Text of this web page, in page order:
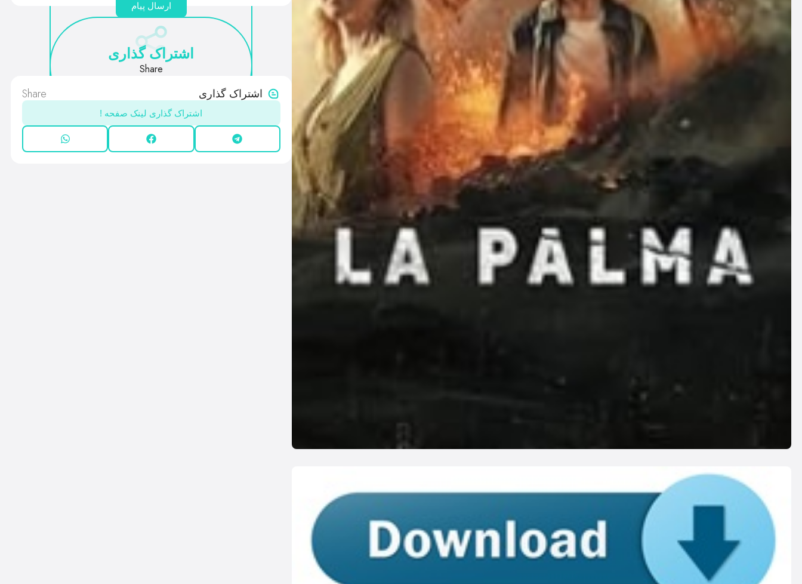
ارسال پیام
اشتراک گذاری
Share
اشتراک گذاری Share
اشتراک گذاری لینک صفحه !